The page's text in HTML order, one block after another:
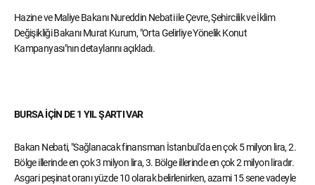
Hazine ve Maliye Bakanı Nureddin Nebati ile Çevre, Şehircilik ve İklim
Değişikliği Bakanı Murat Kurum, "Orta Gelirliye Yönelik Konut
Kampanyası"nın detaylarını açıkladı.
BURSA İÇİN DE 1 YIL ŞARTI VAR
Bakan Nebati, "Sağlanacak finansman İstanbul'da en çok 5 milyon lira, 2.
Bölge illerinde en çok 3 milyon lira, 3. Bölge illerinde en çok 2 milyon liradır.
Asgari peşinat oranı yüzde 10 olarak belirlenirken, azami 15 sene vadeyle